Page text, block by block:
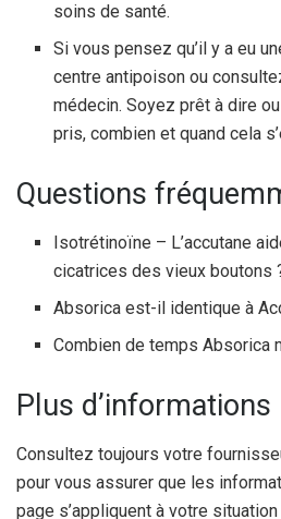
soins de santé.
Si vous pensez qu’il y a eu
centre antipoison ou
médecin. Soyez prêt à dire
pris, combien et quand cela
Questions
Isotrétinoïne – L’accutane
cicatrices des vieux boutons
Absorica est-il identique à
Combien de temps Absorica
Plus d’informations
Consultez toujours votre
pour vous assurer que les
page s’appliquent à votre